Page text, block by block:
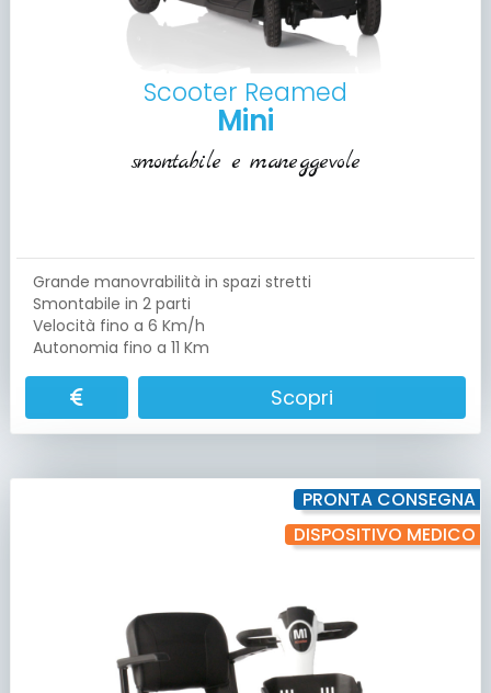
Scooter Reamed
Mini
smontabile e maneggevole
Grande manovrabilità in spazi stretti
Smontabile in 2 parti
Velocità fino a 6 Km/h
Autonomia fino a 11 Km
Scopri
PRONTA CONSEGNA
DISPOSITIVO MEDICO